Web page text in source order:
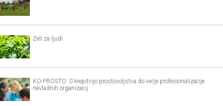
Zeli za ljudi
KO-PROSTO: S krepitvijo prostovoljstva do večje profesionalizacije
nevladnih organizacij